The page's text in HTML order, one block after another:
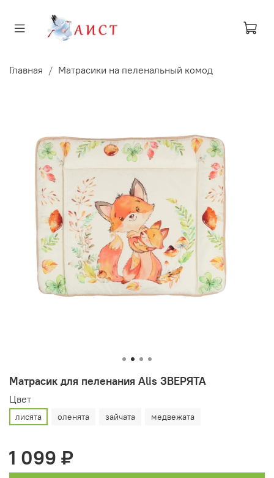
Главная Матрасики на пеленальный комод
Матрасик для пеленания Alis ЗВЕРЯТА
Цвет
лисята оленята зайчата медвежата
1 099 ₽